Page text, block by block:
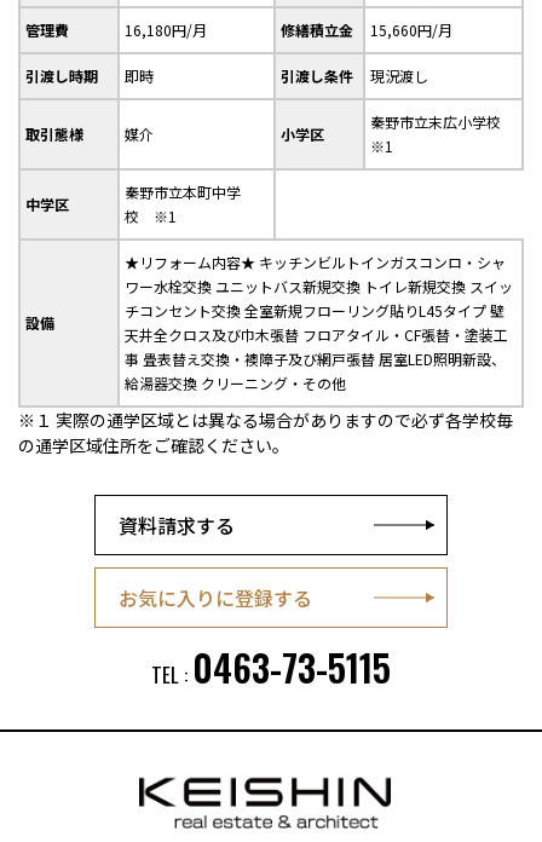
管理費 16,180円/月 修繕積立金 15,660円/月
引渡し時期 即時 引渡し条件 現況渡し
取引態様 媒介 小学区
秦野市立末広小学校
※1
中学区
秦野市立本町中学
校 ※1
設備
★リフォーム内容★ キッチンビルトインガスコンロ・シャ
ワー水栓交換 ユニットバス新規交換 トイレ新規交換 スイッ
チコンセント交換 全室新規フローリング貼りL45タイプ 壁
天井全クロス及び巾木張替 フロアタイル・CF張替・塗装工
事 畳表替え交換・襖障子及び網戸張替 居室LED照明新設、
給湯器交換 クリーニング・その他
※１ 実際の通学区域とは異なる場合がありますので必ず各学校毎
の通学区域住所をご確認ください。
資料請求する
お気に入りに登録する
TEL : 0463-73-5115